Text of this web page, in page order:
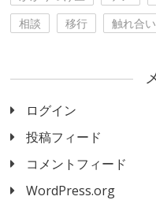
相談
移行 触れ合い
ログイン
投稿フィード
コメントフィード
WordPress.org